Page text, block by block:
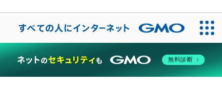
無料診断